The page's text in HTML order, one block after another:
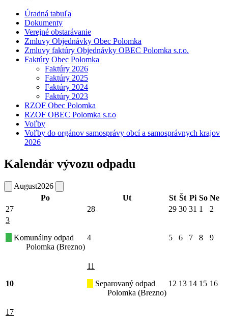
Úradná tabuľa
Dokumenty
Verejné obstarávanie
Zmluvy Objednávky Obec Polomka
Zmluvy faktúry Objednávky OBEC Polomka s.r.o.
Faktúry Obec Polomka
Faktúry 2026
Faktúry 2025
Faktúry 2024
Faktúry 2023
RZOF Obec Polomka
RZOF OBEC Polomka s.r.o
Voľby
Voľby do orgánov samosprávy obcí a samosprávnych krajov
2026
Kalendár vývozu odpadu
August2026
Po
Ut St Št Pi So Ne
27
28 29 30 31 1
2
3
Komunálny odpad
Polomka (Brezno)
4 5 6 7 8 9
10
11
Separovaný odpad
Polomka (Brezno)
12 13 14 15 16
17